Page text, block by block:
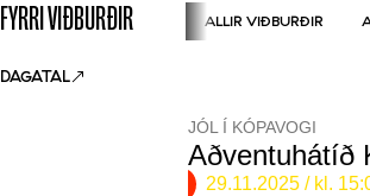
FYRRI VIÐBURÐIR
DAGATAL
ALLIR VIÐBURÐIR
JÓL Í KÓPAVOGI
Aðventuhátíð
29.11.2025/ kl.